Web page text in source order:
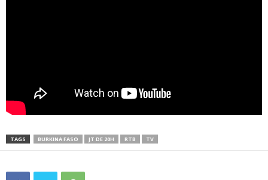
TAGS BURKINA FASO JT DE 20H RTB TV